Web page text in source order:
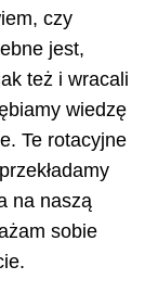
czy
jest,
też i wracali
wiedzę
Te rotacyjne
na naszą
sobie